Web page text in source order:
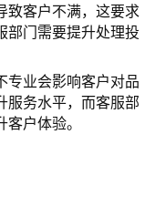
致客户不满，这要求
部门需要提升处理投
专业会影响客户对品
服务水平，而客服部
户体验。